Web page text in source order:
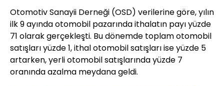
Otomotiv Sanayii Derneği (OSD) verilerine göre, yılın
ilk 9 ayında otomobil pazarında ithalatın payı yüzde
71 olarak gerçekleşti. Bu dönemde toplam otomobil
satışları yüzde 1, ithal otomobil satışları ise yüzde 5
artarken, yerli otomobil satışlarında yüzde 7
oranında azalma meydana geldi.